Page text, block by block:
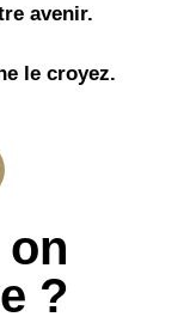
avenir.
le croyez.
?